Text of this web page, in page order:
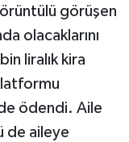
görüşen
olacaklarını
liralık kira
ödendi. Aile
de aileye